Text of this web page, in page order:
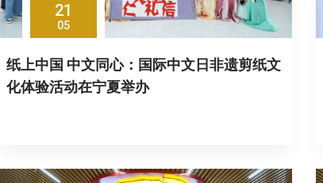
21
05
纸上中国 中文同心：国际中文日非遗剪纸文
化体验活动在宁夏举办